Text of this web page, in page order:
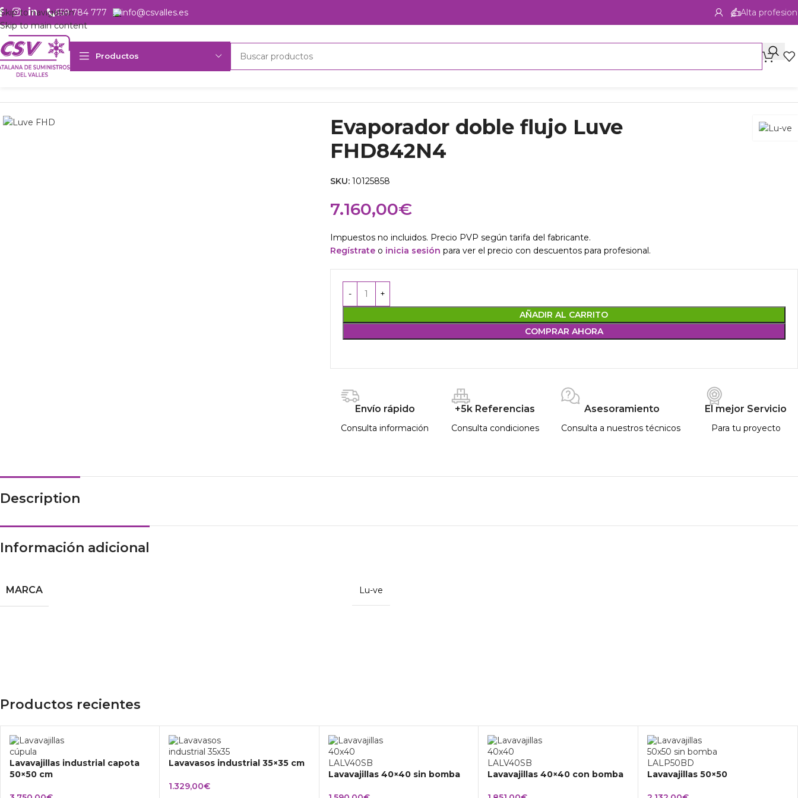
Skip to navigation
Skip to main content
659 784 777 info@csvalles.es Alta
Productos
Inicio Productos
Evaporador doble flujo Luve
FHD842N4
SKU: 10125858
7.160,00€
Impuestos no incluidos. Precio PVP según tarifa del fabricante.
Regístrateo inicia sesión para ver el precio con descuentos para profesional.
AÑADIR AL CARRITO
COMPRAR AHORA
Envío rápido
Consulta información
+5k Referencias
Consulta condiciones
Asesoramiento
Consulta a nuestros técnicos
El mejor Servicio
Para tu proyecto
Description
Información adicional
MARCA Lu-ve
Productos recientes
Lavavajillas industrial capota
50×50 cm
Lavavasos industrial 35×35 cm
1.329,00€
Lavavajillas 40×40 sin bomba Lavavajillas 40×40 con bomba Lavavajillas 50×50